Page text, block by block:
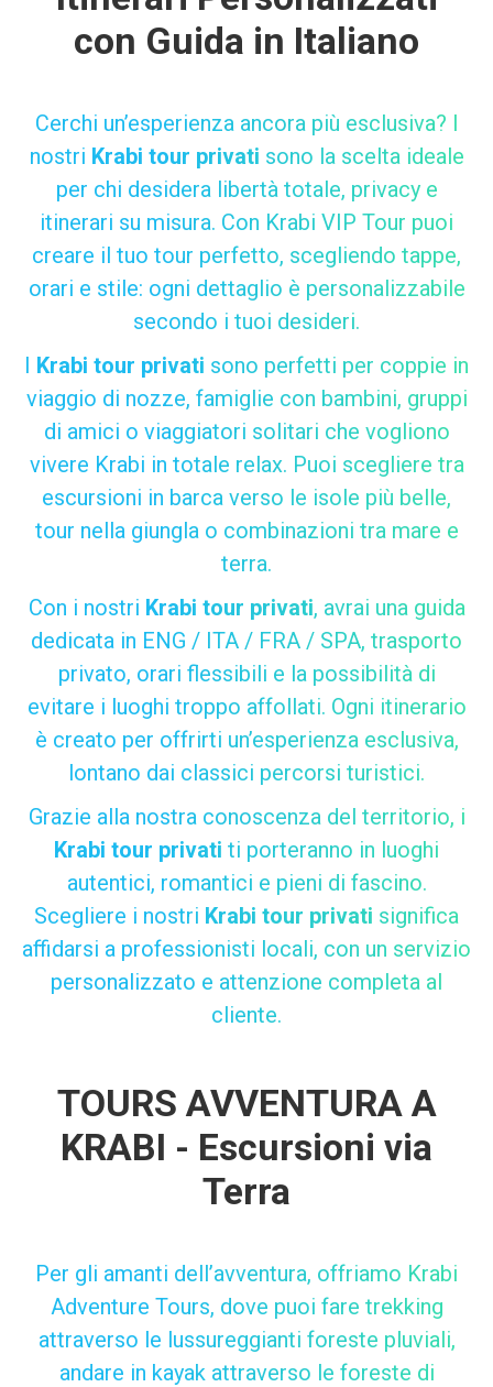
con Guida in Italiano
Cerchi un’esperienza ancora più esclusiva? I
nostri Krabi tour privati sono la scelta ideale
per chi desidera libertà totale, privacy e
itinerari su misura. Con Krabi VIP Tour puoi
creare il tuo tour perfetto, scegliendo tappe,
orari e stile: ogni dettaglio è personalizzabile
secondo i tuoi desideri.
I Krabi tour privati sono perfetti per coppie in
viaggio di nozze, famiglie con bambini, gruppi
di amici o viaggiatori solitari che vogliono
vivere Krabi in totale relax. Puoi scegliere tra
escursioni in barca verso le isole più belle,
tour nella giungla o combinazioni tra mare e
terra.
Con i nostri Krabi tour privati, avrai una guida
dedicata in ENG / ITA / FRA / SPA, trasporto
privato, orari flessibili e la possibilità di
evitare i luoghi troppo affollati. Ogni itinerario
è creato per offrirti un’esperienza esclusiva,
lontano dai classici percorsi turistici.
Grazie alla nostra conoscenza del territorio, i
Krabi tour privati ti porteranno in luoghi
autentici, romantici e pieni di fascino.
Scegliere i nostri Krabi tour privati significa
affidarsi a professionisti locali, con un servizio
personalizzato e attenzione completa al
cliente.
TOURS AVVENTURA A
KRABI - Escursioni via
Terra
Per gli amanti dell’avventura, offriamo Krabi
Adventure Tours, dove puoi fare trekking
attraverso le lussureggianti foreste pluviali,
andare in kayak attraverso le foreste di